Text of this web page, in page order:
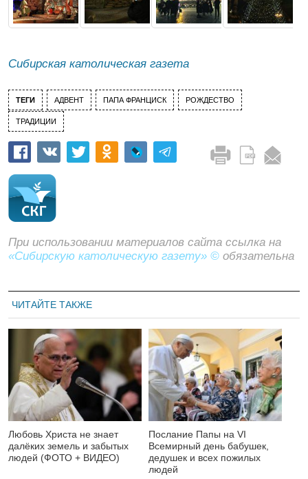
Сибирская католическая газета
ТЕГИ АДВЕНТ ПАПА ФРАНЦИСК РОЖДЕСТВО
ТРАДИЦИИ
При использовании материалов сайта ссылка на
«Сибирскую католическую газету» © обязательна
ЧИТАЙТЕ ТАКЖЕ
Любовь Христа не знает
далёких земель и забытых
людей (ФОТО + ВИДЕО)
Послание Папы на VI
Всемирный день бабушек,
дедушек и всех пожилых
людей